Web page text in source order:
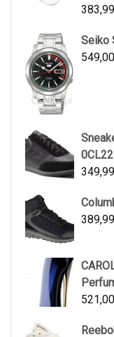
383,99
Seiko
549,00
349,99
389,99
521,00